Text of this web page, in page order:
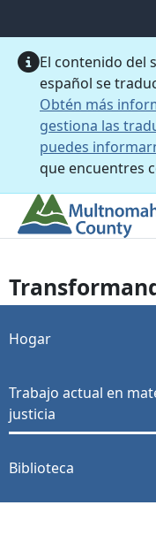
El contenido del
español se
Obtén más
gestiona las
puedes
que encuentres
Hogar
Trabajo actual en
justicia
Biblioteca